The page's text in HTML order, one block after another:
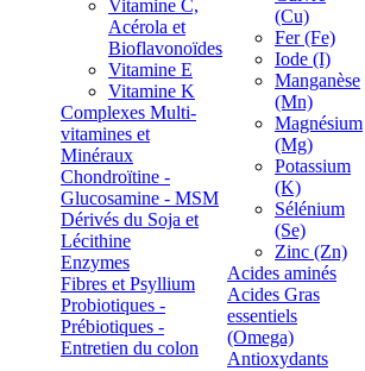
Vitamine C,
Acérola et
Bioflavonoïdes
Vitamine E
Vitamine K
Complexes Multi-
vitamines et
Minéraux
Chondroïtine -
Glucosamine - MSM
Dérivés du Soja et
Lécithine
Enzymes
Fibres et Psyllium
Probiotiques -
Prébiotiques -
Entretien du colon
(Cu)
Fer (Fe)
Iode (I)
Manganèse
(Mn)
Magnésium
(Mg)
Potassium
(K)
Sélénium
(Se)
Zinc (Zn)
Acides aminés
Acides Gras
essentiels
(Omega)
Antioxydants